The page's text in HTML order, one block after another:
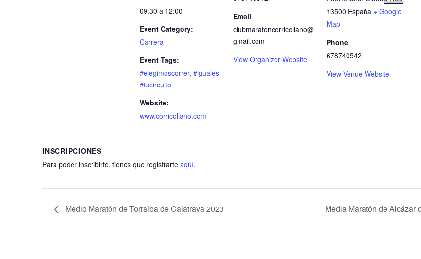
09:30 a 12:00
Event Category:
Carrera
Event Tags:
#elegimoscorrer, #iguales,
#tucircuito
Website:
www.corricollano.com
Email
clubmaratoncorricollano@
gmail.com
View Organizer Website
13500 España + Google
Map
Phone
678740542
View Venue Website
INSCRIPCIONES
Para poder inscribirte, tienes que registrarte aquí.
Medio Maratón de Torralba de Calatrava 2023 Media Maratón de Alcázar